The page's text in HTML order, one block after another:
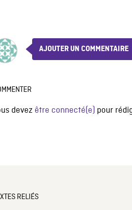
AJOUTER UN COMMENTAIRE
devez être connecté(e) pour
RELIÉS